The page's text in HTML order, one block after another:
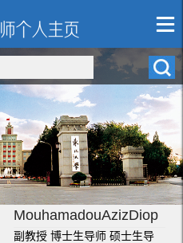
MouhamadouAzizDiop
副教授 博士生导师 硕士生导